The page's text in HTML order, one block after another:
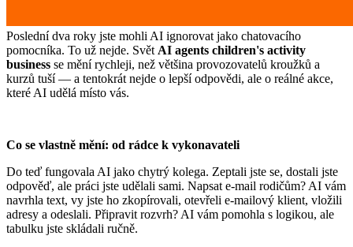
Poslední dva roky jste mohli AI ignorovat jako chatovacího
pomocníka. To už nejde. Svět AI agents children's activity
business se mění rychleji, než většina provozovatelů kroužků a
kurzů tuší — a tentokrát nejde o lepší odpovědi, ale o reálné akce,
které AI udělá místo vás.
Co se vlastně mění: od rádce k vykonavateli
Do teď fungovala AI jako chytrý kolega. Zeptali jste se, dostali jste
odpověď, ale práci jste udělali sami. Napsat e-mail rodičům? AI vám
navrhla text, vy jste ho zkopírovali, otevřeli e-mailový klient, vložili
adresy a odeslali. Připravit rozvrh? AI vám pomohla s logikou, ale
tabulku jste skládali ručně.